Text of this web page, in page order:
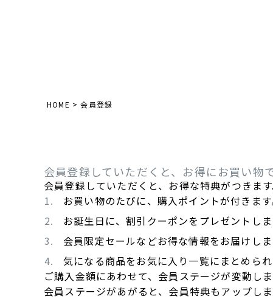
HOME 会員登録
会員登録していただくと、お得にお買い物
会員登録していただくと、お得な特典がつきま
お買い物のたびに、購入ポイントが付きます
お誕生日に、割引クーポンをプレゼントしま
会員限定セールなどお得な情報をお届けしま
気になる商品をお気に入り一覧にまとめられ
ご購入金額にあわせて、会員ステージが変動しま
会員ステージがあがると、会員特典もアップしま